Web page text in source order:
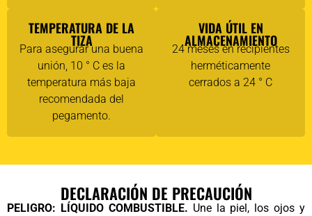
TEMPERATURA DE LA
TIZA
Para asegurar una buena
unión, 10 ° C es la
temperatura más baja
recomendada del
pegamento.
VIDA ÚTIL EN
ALMACENAMIENTO
24 meses en recipientes
herméticamente
cerrados a 24 ° C
DECLARACIÓN DE PRECAUCIÓN
PELIGRO: LÍQUIDO COMBUSTIBLE. Une la piel, los ojos y